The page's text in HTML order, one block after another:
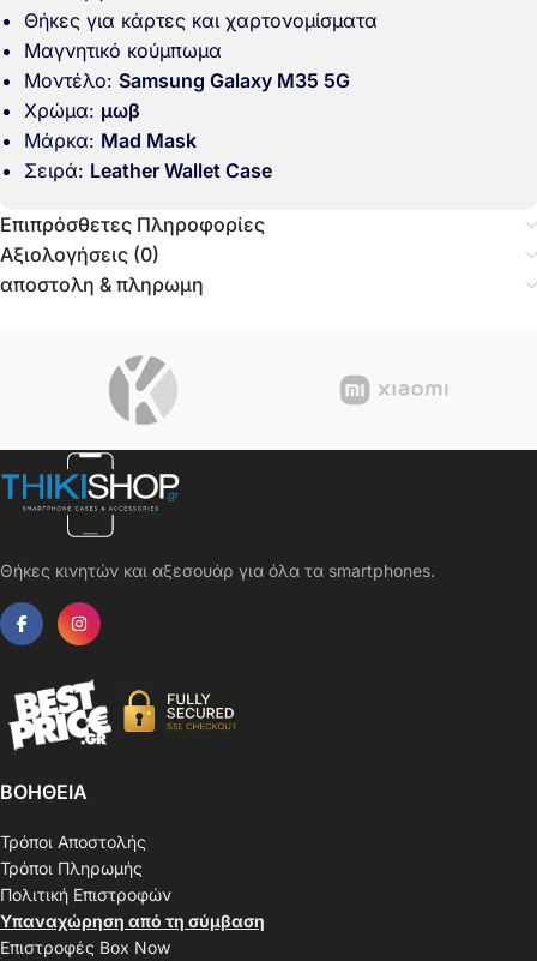
Θήκες για κάρτες και χαρτονομίσματα
Μαγνητικό κούμπωμα
Μοντέλο: Samsung Galaxy M35 5G
Χρώμα: μωβ
Μάρκα: Mad Mask
Σειρά: Leather Wallet Case
Επιπρόσθετες Πληροφορίες
Αξιολογήσεις (0)
αποστολη & πληρωμη
Θήκες κινητών και αξεσουάρ για όλα τα smartphones.
ΒΟΗΘΕΙΑ
Τρόποι Αποστολής
Τρόποι Πληρωμής
Πολιτική Επιστροφών
Υπαναχώρηση από τη σύμβαση
Επιστροφές Box Now